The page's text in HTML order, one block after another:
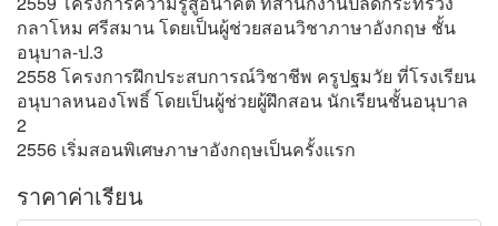
กลาโหม ศรีสมาน โดยเป็นผู้ช่วยสอนวิชาภาษาอังกฤษ ชั้น
อนุบาล-ป.3
2558 โครงการฝึกประสบการณ์วิชาชีพ ครูปฐมวัย ที่โรงเรียน
อนุบาลหนองโพธิ์ โดยเป็นผู้ช่วยผู้ฝึกสอน นักเรียนชั้นอนุบาล
2
2556 เริ่มสอนพิเศษภาษาอังกฤษเป็นครั้งแรก
ราคาค่าเรียน